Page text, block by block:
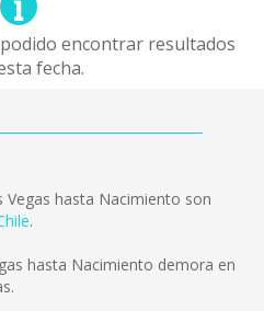
encontrar resultados
fecha.
Vegas hasta Nacimiento son
.
hasta Nacimiento demora en